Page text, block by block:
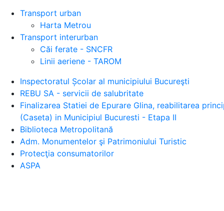
Transport urban
Harta Metrou
Transport interurban
Căi ferate - SNCFR
Linii aeriene - TAROM
Inspectoratul Școlar al municipiului Bucureşti
REBU SA - servicii de salubritate
Finalizarea Statiei de Epurare Glina, reabilitarea
(Caseta) in Municipiul Bucuresti - Etapa II
Biblioteca Metropolitană
Adm. Monumentelor şi Patrimoniului Turistic
Protecţia consumatorilor
ASPA